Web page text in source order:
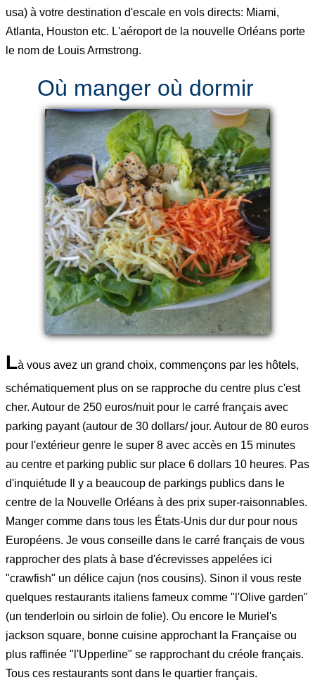
usa) à votre destination d'escale en vols directs: Miami,
Atlanta, Houston etc. L'aéroport de la nouvelle Orléans porte
le nom de Louis Armstrong.
Où manger où dormir
Là vous avez un grand choix, commençons par les hôtels,
schématiquement plus on se rapproche du centre plus c'est
cher. Autour de 250 euros/nuit pour le carré français avec
parking payant (autour de 30 dollars/ jour. Autour de 80 euros
pour l'extérieur genre le super 8 avec accès en 15 minutes
au centre et parking public sur place 6 dollars 10 heures. Pas
d'inquiétude Il y a beaucoup de parkings publics dans le
centre de la Nouvelle Orléans à des prix super-raisonnables.
Manger comme dans tous les États-Unis dur dur pour nous
Européens. Je vous conseille dans le carré français de vous
rapprocher des plats à base d'écrevisses appelées ici
"crawfish" un délice cajun (nos cousins). Sinon il vous reste
quelques restaurants italiens fameux comme "l'Olive garden"
(un tenderloin ou sirloin de folie). Ou encore le Muriel's
jackson square, bonne cuisine approchant la Française ou
plus raffinée "l'Upperline" se rapprochant du créole français.
Tous ces restaurants sont dans le quartier français.